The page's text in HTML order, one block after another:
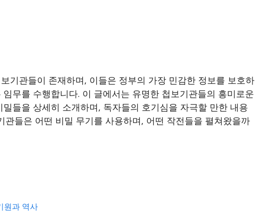
기관들이 존재하며, 이들은 정부의 가장 민감한 정보를 보호하
무를 수행합니다. 이 글에서는 유명한 첩보기관들의 흥미로운
들을 상세히 소개하며, 독자들의 호기심을 자극할 만한 내용
관들은 어떤 비밀 무기를 사용하며, 어떤 작전들을 펼쳐왔을까
원과 역사